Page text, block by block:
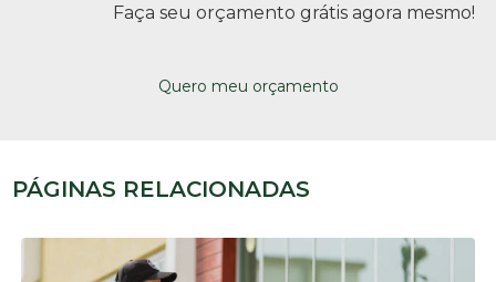
Faça seu orçamento grátis agora mesmo!
Quero meu orçamento
PÁGINAS RELACIONADAS